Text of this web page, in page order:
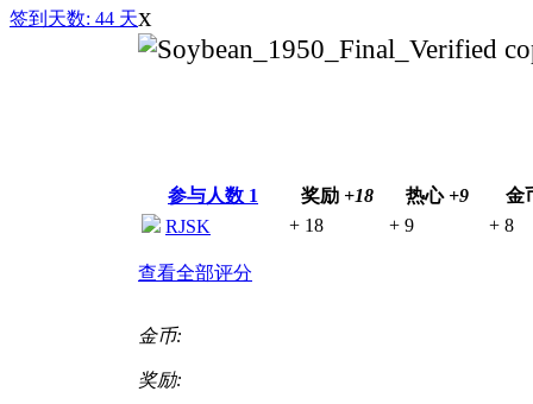
签到天数: 44 天x
参与人数 1 奖励 +18 热心 +9
金
RJSK
+ 18 + 9 + 8
查看全部评分
金币:
奖励: